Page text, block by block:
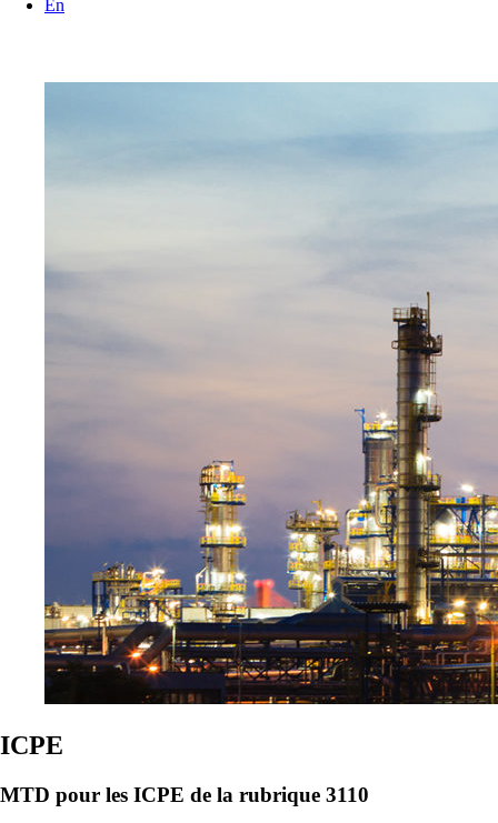
En
ICPE
MTD pour les ICPE de la rubrique 3110